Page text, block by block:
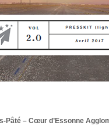
Pâté – Cœur d’Essonne